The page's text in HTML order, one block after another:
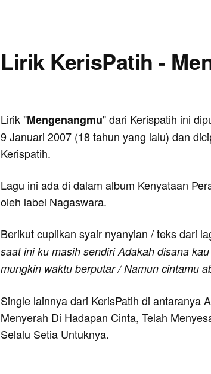
Lirik KerisPatih -
Lirik "Mengenangmu" dari Kerispatih ini
9 Januari 2007 (18 tahun yang lalu) dan
Kerispatih.
Lagu ini ada di dalam album Kenyataan
oleh label Nagaswara.
Berikut cuplikan syair nyanyian / teks dari
saat ini ku masih sendiri Adakah disana
mungkin waktu berputar / Namun cintamu
Single lainnya dari KerisPatih di antaranya
Menyerah Di Hadapan Cinta, Telah
Selalu Setia Untuknya.